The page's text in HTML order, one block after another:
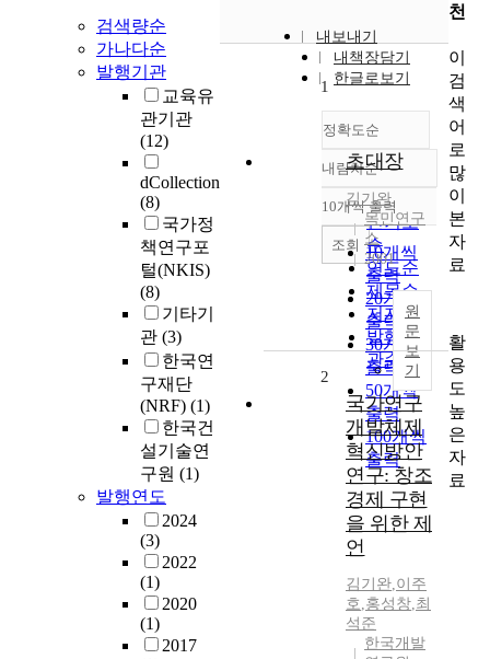
검색량순
가나다순
발행기관
교육유
관기관
(12)
dCollection
(8)
국가정
책연구포
털(NKIS)
(8)
기타기
관 (3)
한국연
구재단
(NRF) (1)
한국건
설기술연
구원 (1)
발행연도
2024
(3)
2022
(1)
2020
(1)
2017
내보내기
내책장담기
한글로보기
정확도순
정확도
순
인기도
순
연도순
제목순
저자순
발행기
관순
내림차순
내림차순
10개씩 출력
10개씩
출력
20개씩
출력
30개씩
출력
50개씩
출력
100개씩
출력
조회
1
초대장
김기완
목민연구
소
2001
원
문
보
기
2
국가연구
개발체제
혁신방안
연구: 창조
경제 구현
을 위한 제
언
김기완,이주
호,홍성창,최
석준
한국개발
천
이
검
색
어
로
많
이
본
자
료
활
용
도
높
은
자
료